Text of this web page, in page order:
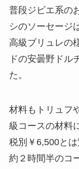
普段ジビエ系の
シのソーセージ
高級ブリュレの
ドの安曇野ドル
た。
材料もトリュフ
級コースの材料
税別￥6,500とは
約２時間半のコ